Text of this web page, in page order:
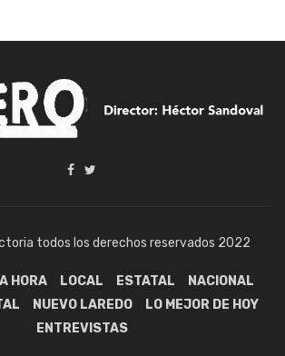
todos los derechos reservados 2022
HORA LOCAL ESTATAL
NACIONAL
NUEVO LAREDO
LO MEJOR DE HOY
ENTREVISTAS